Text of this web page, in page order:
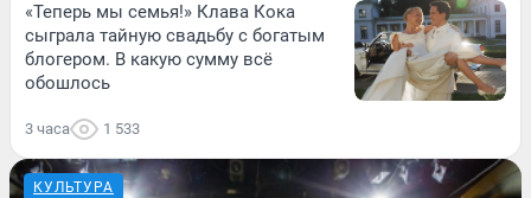
«Теперь мы семья!» Клава Кока
сыграла тайную свадьбу с богатым
блогером. В какую сумму всё
обошлось
3 часа 1 533
КУЛЬТУРА